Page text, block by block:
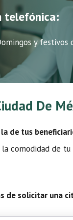
telefónica:
y festivos
De
de tus
comodidad de tu
de solicitar una